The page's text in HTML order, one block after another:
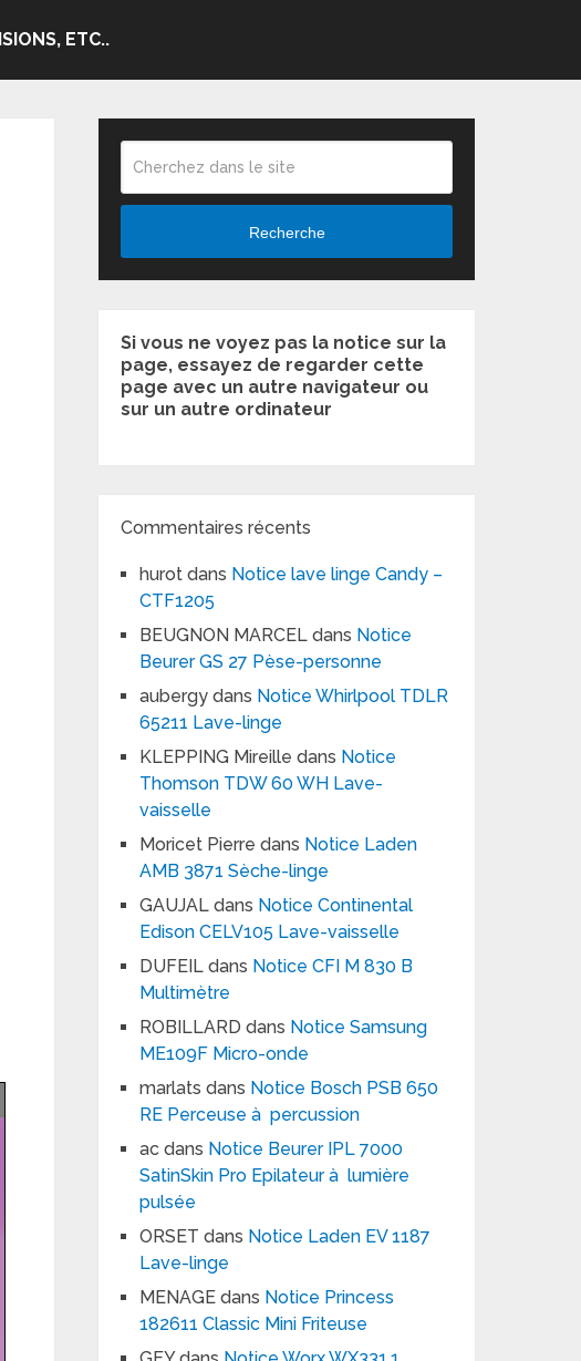
ETC..
Recherche
Si vous ne voyez pas la notice sur la
page, essayez de regarder cette
page avec un autre navigateur ou
sur un autre ordinateur
Commentaires récents
hurot dans Notice lave linge Candy –
CTF1205
BEUGNON MARCEL dans Notice
Beurer GS 27 Pèse-personne
aubergy dans Notice Whirlpool TDLR
65211 Lave-linge
KLEPPING Mireille dans Notice
Thomson TDW 60 WH Lave-
vaisselle
Moricet Pierre dans Notice Laden
AMB 3871 Sèche-linge
GAUJAL dans Notice Continental
Edison CELV105 Lave-vaisselle
DUFEIL dans Notice CFI M 830 B
Multimètre
ROBILLARD dans Notice Samsung
ME109F Micro-onde
marlats dans Notice Bosch PSB 650
RE Perceuse à percussion
ac dans Notice Beurer IPL 7000
SatinSkin Pro Epilateur à lumière
pulsée
ORSET dans Notice Laden EV 1187
Lave-linge
MENAGE dans Notice Princess
182611 Classic Mini Friteuse